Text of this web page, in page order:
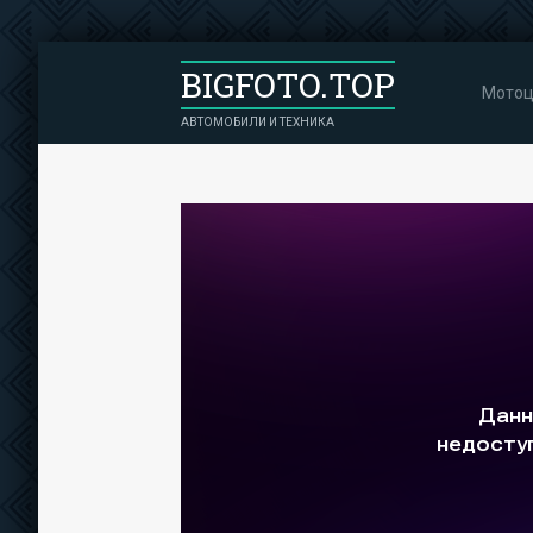
BIGFOTO.TOP
АВТОМОБИЛИ И ТЕХНИКА